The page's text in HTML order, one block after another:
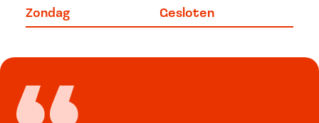
Zondag Gesloten